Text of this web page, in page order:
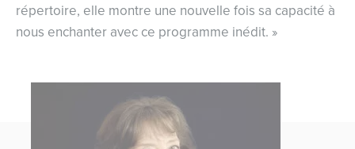
répertoire, elle montre une nouvelle fois sa capacité à
nous enchanter avec ce programme inédit. »